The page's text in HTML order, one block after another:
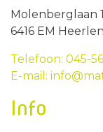
Molenberglaan
6416 EM Heerlen
Telefoon: 045-
E-mail:
Info